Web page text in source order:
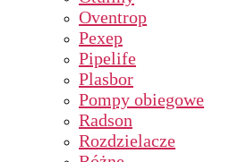
Oventrop
Pexep
Pipelife
Plasbor
Pompy obiegowe
Radson
Rozdzielacze